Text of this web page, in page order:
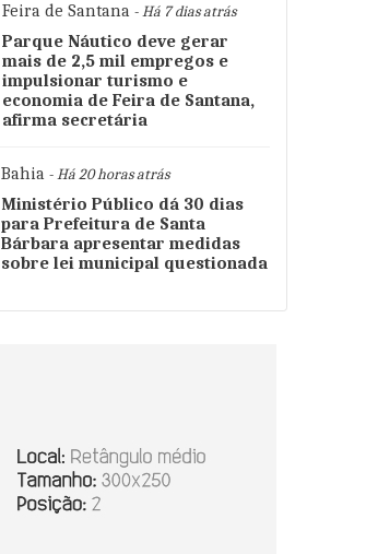
Feira de Santana - Há 7 dias atrás
Parque Náutico deve gerar
mais de 2,5 mil empregos e
impulsionar turismo e
economia de Feira de Santana,
afirma secretária
Bahia - Há 20 horas atrás
Ministério Público dá 30 dias
para Prefeitura de Santa
Bárbara apresentar medidas
sobre lei municipal questionada